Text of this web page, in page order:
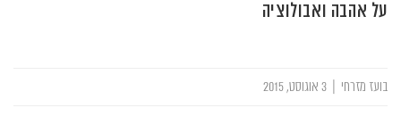
על אהבה ואבולוציה
בועז מזרחי